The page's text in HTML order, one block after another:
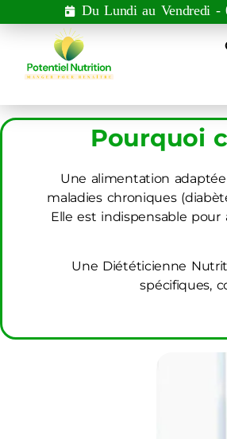
Du Lundi au Vendredi
Pourquoi
Une alimentation
maladies chroniques
Elle est indispensable
Une Diététicienne
spécifiques,